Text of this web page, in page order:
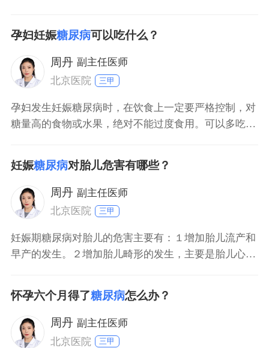
妇孕前的体重和孕期体重增长的速度决定。在控制总热
量的前提下，营养全面均衡，规律进餐，少量多餐，注
意粗细粮搭配，保证母婴的需要，体重适当的增加，避
免能量过多的
孕妇妊娠糖尿病可以吃什么？
周丹 副主任医师
北京医院
三甲
孕妇发生妊娠糖尿病时，在饮食上一定要严格控制，对
糖量高的食物或水果，绝对不能过度食用。可以多吃一
以适量吃些猕猴桃、柚子及苹果等；要均衡营养多吃优
质蛋白质如鸡、鱼及瘦肉等。此外，孕妇可以适当做一
下适当的运动，并且每天监测血糖，根据血糖再进一步
调节饮食。
妊娠糖尿病对胎儿危害有哪些？
周丹 副主任医师
北京医院
三甲
妊娠期糖尿病对胎儿的危害主要有：１增加胎儿流产和
早产的发生。２增加胎儿畸形的发生，主要是胎儿心血
４发生巨大儿的几率明显增加。妊娠期糖尿病是怀孕特
有的疾病，是怀孕有血糖代谢异常，胰岛素分泌相对不
足造成的，分娩结束后血糖会恢复正常。
怀孕六个月得了糖尿病怎么办？
周丹 副主任医师
北京医院
三甲